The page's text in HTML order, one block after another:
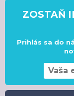
ZOSTAŇ
Prihlás sa do